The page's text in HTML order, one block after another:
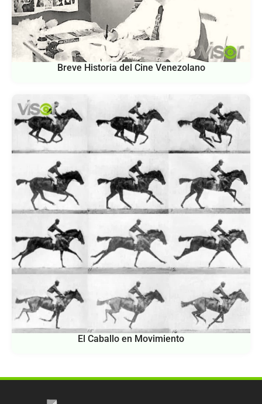
Breve Historia del Cine Venezolano
El Caballo en Movimiento